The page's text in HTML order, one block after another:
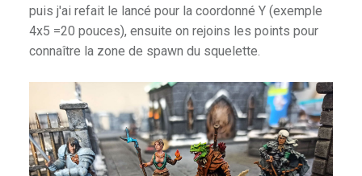
puis j'ai refait le lancé pour la coordonné Y (exemple
4x5 =20 pouces), ensuite on rejoins les points pour
connaître la zone de spawn du squelette.